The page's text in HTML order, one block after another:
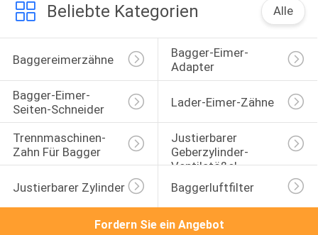
Beliebte Kategorien Alle
Baggereimerzähne
Bagger-Eimer-
Adapter
Bagger-Eimer-
Seiten-Schneider
Lader-Eimer-Zähne
Trennmaschinen-
Zahn Für Bagger
Justierbarer
Geberzylinder-
Ventilstößel
Justierbarer Zylinder
Baggerluftfilter
Fordern Sie ein Angebot